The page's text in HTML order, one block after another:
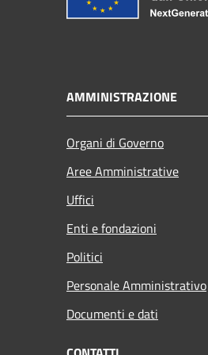
AMMINISTRAZIONE
Organi di Governo
Aree Amministrative
Uffici
Enti e fondazioni
Politici
Personale Amministrativo
Documenti e dati